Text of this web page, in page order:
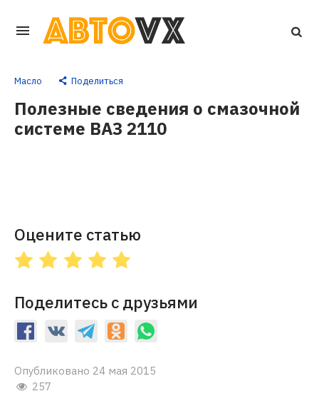
Перейти
основному
контенту
Масло Поделиться
Полезные сведения о смазочной
системе ВАЗ 2110
Оцените статью
Поделитесь с друзьями
Опубликовано 24 мая 2015
257